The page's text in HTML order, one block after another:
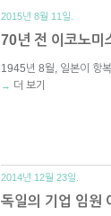
2015년 8월 11일.
70년 전 이코노미
1945년 8월, 일본이 항
→ 더 보기
2014년 12월 23일.
독일의 기업 임원